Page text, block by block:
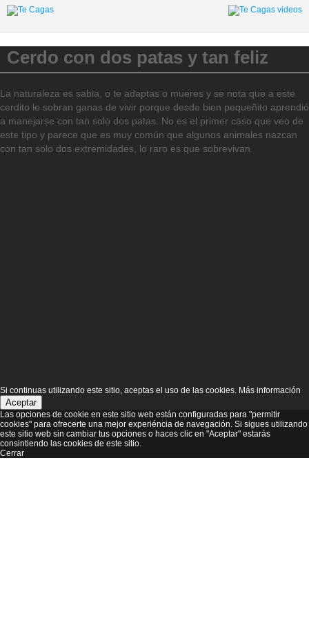
Cerdo con dos patas y tan feliz
La naturaleza es sabia, o te adaptas o mueres y se nota que a este
cerdito le sobran ganas de vivir porque desde bien pequeñito aprendió
a manejarse con tan solo dos patas. No es el primer caso que veo de
este tipo y parece que es muy común que algunos animales nazcan
con tan solo dos extremidades, lo raro es que sobrevivan.
Si continuas utilizando este sitio, aceptas el uso de las cookies. Más información
Aceptar
Las opciones de cookie en este sitio web están configuradas para "permitir
cookies" para ofrecerte una mejor experiéncia de navegación. Si sigues utilizando
este sitio web sin cambiar tus opciones o haces clic en "Aceptar" estarás
consintiendo las cookies de este sitio.
Cerrar